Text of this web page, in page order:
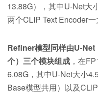
13.88G），其中U-Net大
两个CLIP Text Encoder一
Refiner模型同样由U-
个）三个模块组成 ，在
6.08G，其中U-Net大小
Base模型共用）以及